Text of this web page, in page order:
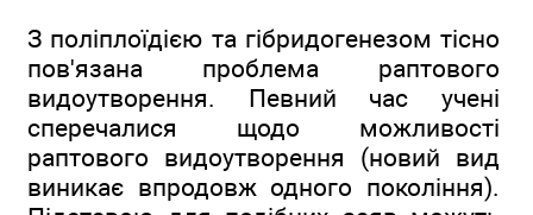
З поліплоїдією та гібридогенезом тісно
пов'язана проблема раптового
видоутворення. Певний час учені
сперечалися щодо можливості
раптового видоутворення (новий вид
виникає впродовж одного покоління).